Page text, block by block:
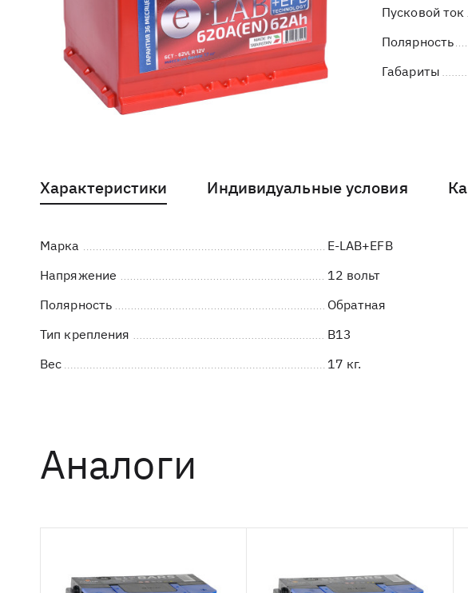
Пусковой ток
Полярность
Габариты
Характеристики Индивидуальные условия
Марка E-LAB+EFB
Напряжение
12 вольт
Полярность
Обратная
Тип крепления
B13
Вес
17 кг.
Аналоги